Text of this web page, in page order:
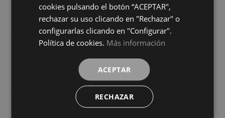
+ 11
colores
90X90
BEIGE
+ 11
colores
90X90
+ 11
colores
Eternia Compact Grey Digital Soft
cookies pulsando el botón “ACEPTAR",
rechazar su uso clicando en "Rechazar" o
configurarlas clicando en "Configurar".
Política de cookies. Más información
ACEPTAR
RECHAZAR